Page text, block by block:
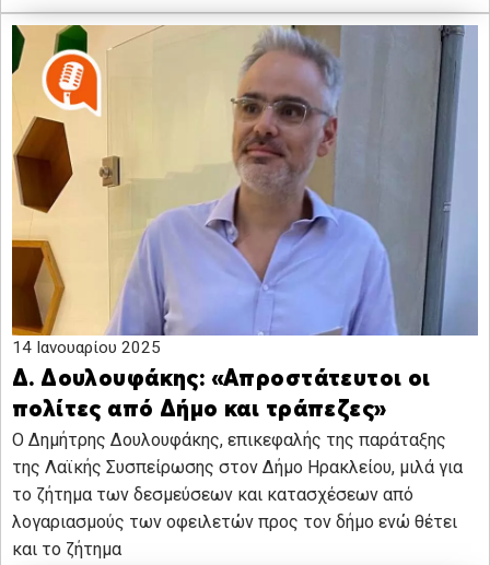
14 Ιανουαρίου 2025
Δ. Δουλουφάκης: «Απροστάτευτοι οι
πολίτες από Δήμο και τράπεζες»
Ο Δημήτρης Δουλουφάκης, επικεφαλής της παράταξης
της Λαϊκής Συσπείρωσης στον Δήμο Ηρακλείου, μιλά για
το ζήτημα των δεσμεύσεων και κατασχέσεων από
λογαριασμούς των οφειλετών προς τον δήμο ενώ θέτει
και το ζήτημα